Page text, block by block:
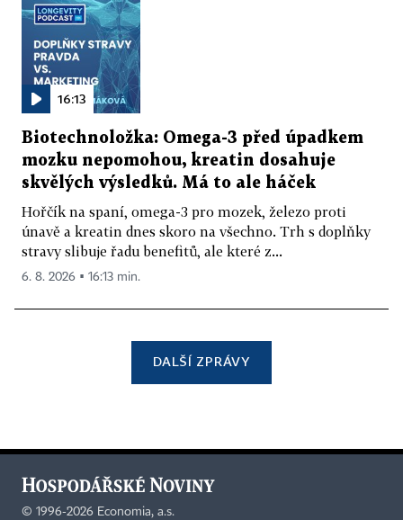
16:13
Biotechnoložka: Omega-3 před úpadkem
mozku nepomohou, kreatin dosahuje
skvělých výsledků. Má to ale háček
Hořčík na spaní, omega-3 pro mozek, železo proti
únavě a kreatin dnes skoro na všechno. Trh s doplňky
stravy slibuje řadu benefitů, ale které z...
6. 8. 2026 ▪ 16:13 min.
DALŠÍ ZPRÁVY
© 1996-2026 Economia, a.s.